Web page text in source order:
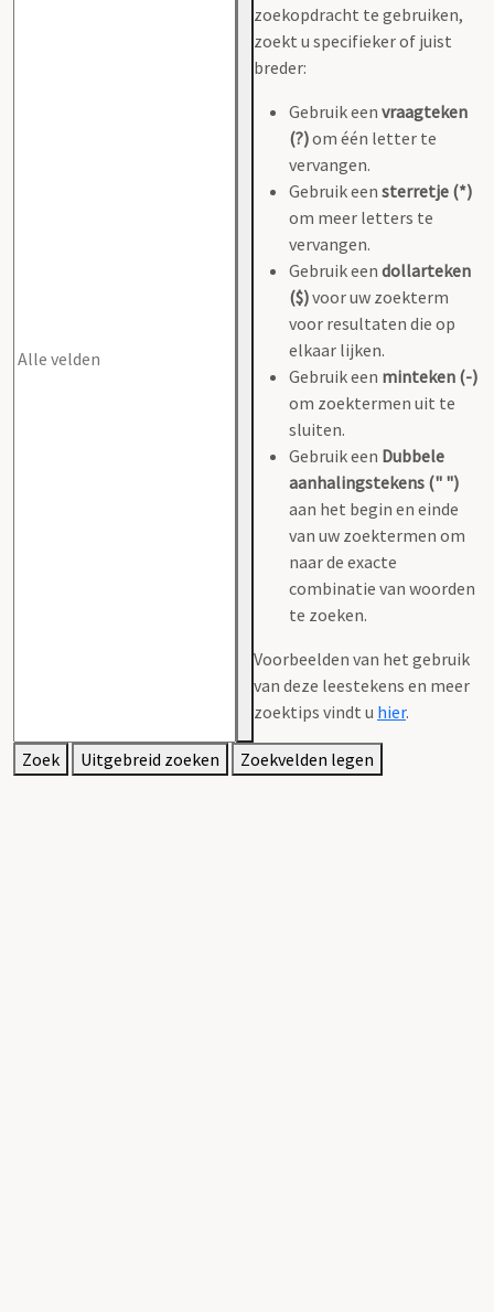
zoekopdracht te gebruiken,
zoekt u specifieker of juist
breder:
Gebruik een vraagteken
(?)om één letter te
vervangen.
Gebruik een sterretje (*)
om meer letters te
vervangen.
Gebruik een dollarteken
($)voor uw zoekterm
voor resultaten die op
elkaar lijken.
Gebruik een minteken (-)
om zoektermen uit te
sluiten.
Gebruik een Dubbele
aanhalingstekens (" ")
aan het begin en einde
van uw zoektermen om
naar de exacte
combinatie van woorden
te zoeken.
Voorbeelden van het gebruik
van deze leestekens en meer
zoektips vindt u hier.
Zoek Uitgebreid zoeken Zoekvelden legen